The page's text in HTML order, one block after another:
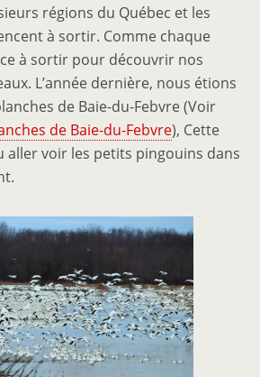
régions du Québec et les
à sortir. Comme chaque
à sortir pour découvrir nos
L’année dernière, nous étions
de Baie-du-Febvre (Voir
de Baie-du-Febvre), Cette
aller voir les petits pingouins dans